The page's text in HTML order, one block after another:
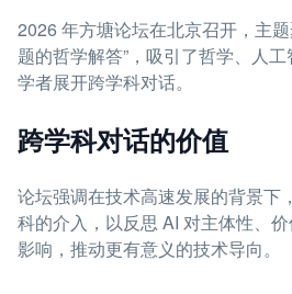
2026 年方塘论坛在北京召开，主
题的哲学解答”，吸引了哲学、人
学者展开跨学科对话。
跨学科对话的价值
论坛强调在技术高速发展的背景下
科的介入，以反思 AI 对主体性、
影响，推动更有意义的技术导向。